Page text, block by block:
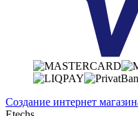
Создание интернет